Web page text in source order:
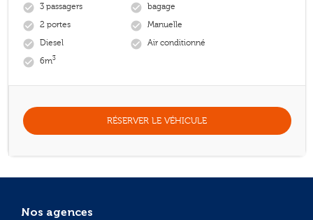
check_circle 3 passagers check_circle bagage
check_circle 2 portes check_circle Manuelle
check_circle Diesel check_circle Air conditionné
check_circle 6m3
RÉSERVER LE VÉHICULE
Nos agences